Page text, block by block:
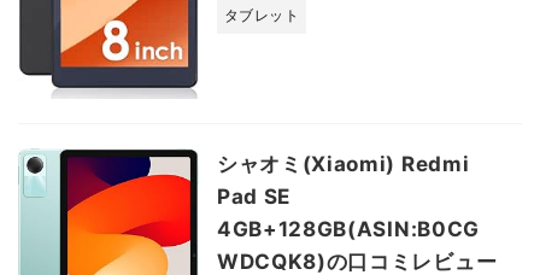
タブレット
シャオミ(Xiaomi) Redmi
Pad SE
4GB+128GB(ASIN:B0CG
WDCQK8)の口コミレビュー